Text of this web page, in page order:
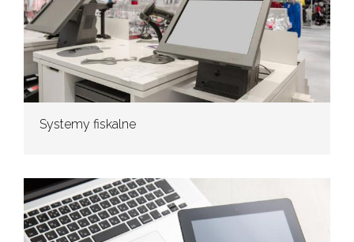
Systemy fiskalne